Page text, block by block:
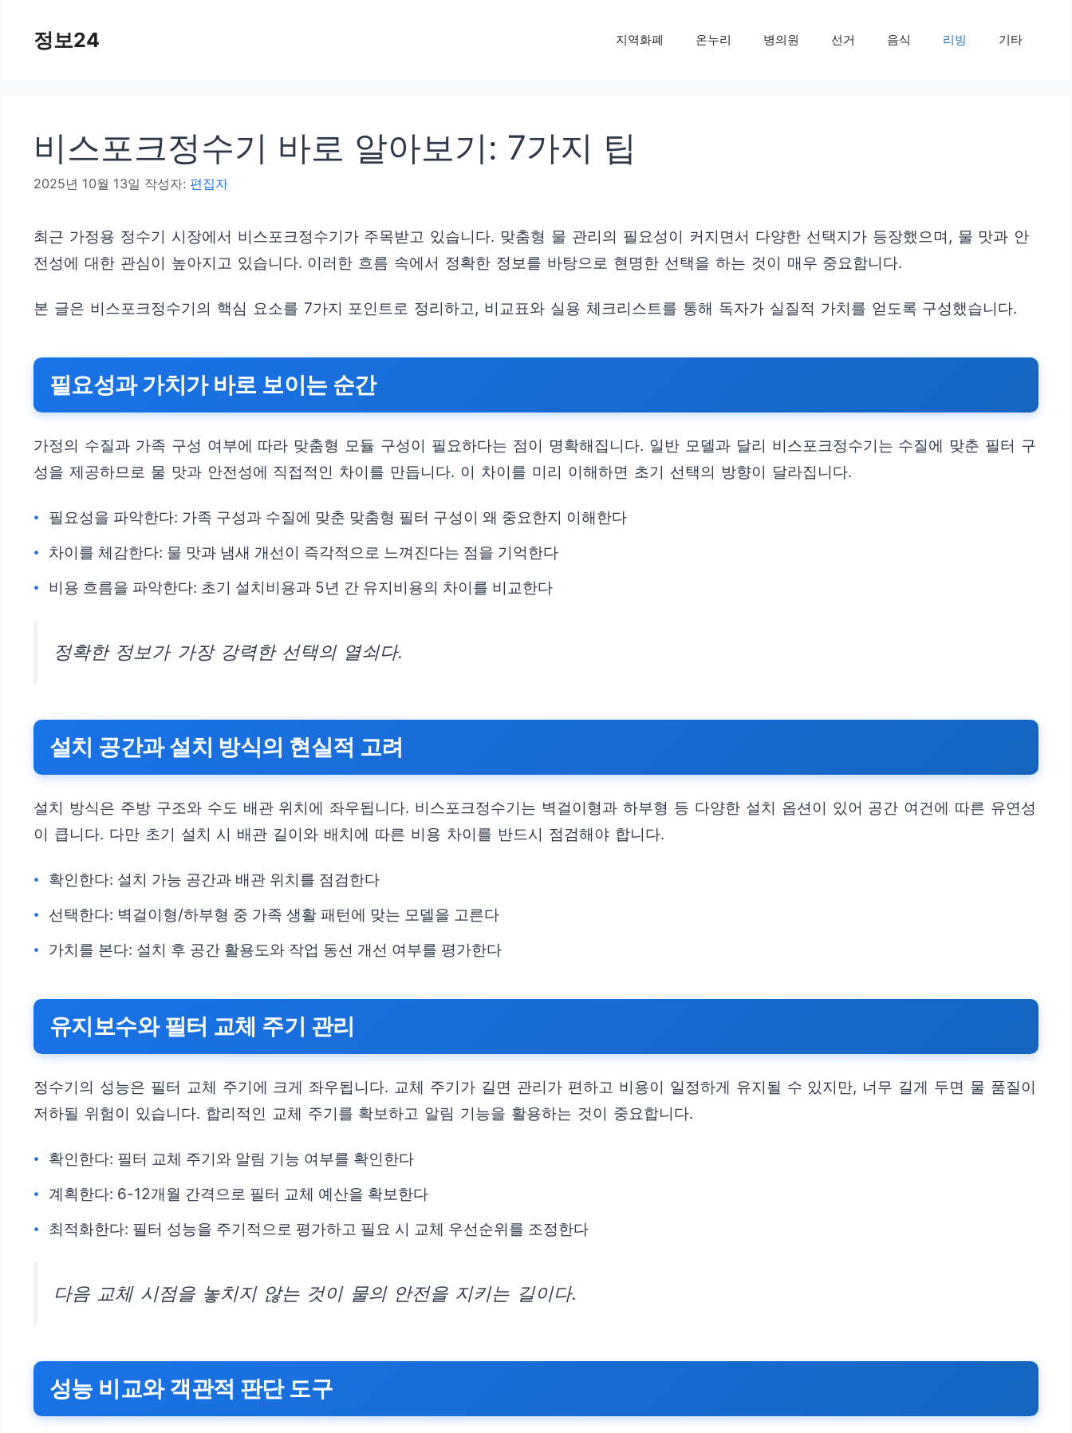
정보24 지역화폐 온누리 병의원 선거 음식 리빙 기타
비스포크정수기 바로 알아보기: 7가지 팁
2025년 10월 13일 작성자: 편집자
최근 가정용 정수기 시장에서 비스포크정수기가 주목받고 있습니다. 맞춤형 물 관리의 필요성이 커지면서 다양한 선택지가 등장했으며, 물 맛과 안
전성에 대한 관심이 높아지고 있습니다. 이러한 흐름 속에서 정확한 정보를 바탕으로 현명한 선택을 하는 것이 매우 중요합니다.
본 글은 비스포크정수기의 핵심 요소를 7가지 포인트로 정리하고, 비교표와 실용 체크리스트를 통해 독자가 실질적 가치를 얻도록 구성했습니다.
필요성과 가치가 바로 보이는 순간
가정의 수질과 가족 구성 여부에 따라 맞춤형 모듈 구성이 필요하다는 점이 명확해집니다. 일반 모델과 달리 비스포크정수기는 수질에 맞춘 필터 구
성을 제공하므로 물 맛과 안전성에 직접적인 차이를 만듭니다. 이 차이를 미리 이해하면 초기 선택의 방향이 달라집니다.
필요성을 파악한다: 가족 구성과 수질에 맞춘 맞춤형 필터 구성이 왜 중요한지 이해한다
차이를 체감한다: 물 맛과 냄새 개선이 즉각적으로 느껴진다는 점을 기억한다
비용 흐름을 파악한다: 초기 설치비용과 5년 간 유지비용의 차이를 비교한다
정확한 정보가 가장 강력한 선택의 열쇠다.
설치 공간과 설치 방식의 현실적 고려
설치 방식은 주방 구조와 수도 배관 위치에 좌우됩니다. 비스포크정수기는 벽걸이형과 하부형 등 다양한 설치 옵션이 있어 공간 여건에 따른 유연성
이 큽니다. 다만 초기 설치 시 배관 길이와 배치에 따른 비용 차이를 반드시 점검해야 합니다.
확인한다: 설치 가능 공간과 배관 위치를 점검한다
선택한다: 벽걸이형/하부형 중 가족 생활 패턴에 맞는 모델을 고른다
가치를 본다: 설치 후 공간 활용도와 작업 동선 개선 여부를 평가한다
유지보수와 필터 교체 주기 관리
정수기의 성능은 필터 교체 주기에 크게 좌우됩니다. 교체 주기가 길면 관리가 편하고 비용이 일정하게 유지될 수 있지만, 너무 길게 두면 물 품질이
저하될 위험이 있습니다. 합리적인 교체 주기를 확보하고 알림 기능을 활용하는 것이 중요합니다.
확인한다: 필터 교체 주기와 알림 기능 여부를 확인한다
계획한다: 6-12개월 간격으로 필터 교체 예산을 확보한다
최적화한다: 필터 성능을 주기적으로 평가하고 필요 시 교체 우선순위를 조정한다
다음 교체 시점을 놓치지 않는 것이 물의 안전을 지키는 길이다.
성능 비교와 객관적 판단 도구